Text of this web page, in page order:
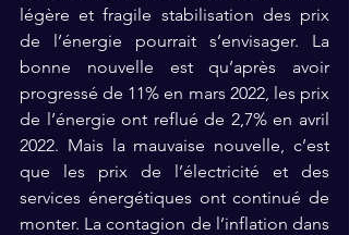
légère et fragile stabilisation des prix
de l’énergie pourrait s’envisager. La
bonne nouvelle est qu’après avoir
progressé de 11% en mars 2022, les prix
de l’énergie ont reflué de 2,7% en avril
2022. Mais la mauvaise nouvelle, c’est
que les prix de l’électricité et des
services énergétiques ont continué de
monter. La contagion de l’inflation dans